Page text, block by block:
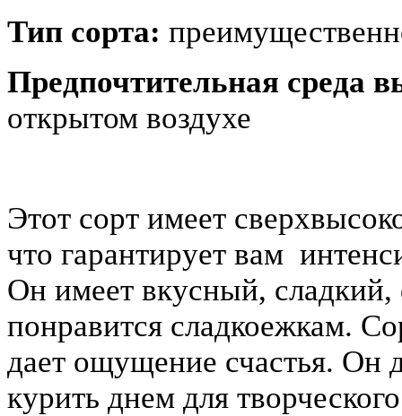
Тип сорта:
Предпочтительная среда
открытом воздухе
Этот сорт имеет
что гарантирует вам
Он имеет вкусный,
понравится сладкоежкам.
дает ощущение счастья. Он
курить днем для